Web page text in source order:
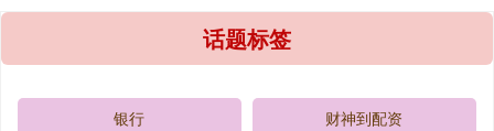
话题标签
银行 财神到配资